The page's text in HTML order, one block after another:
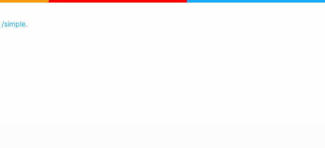
/simple.